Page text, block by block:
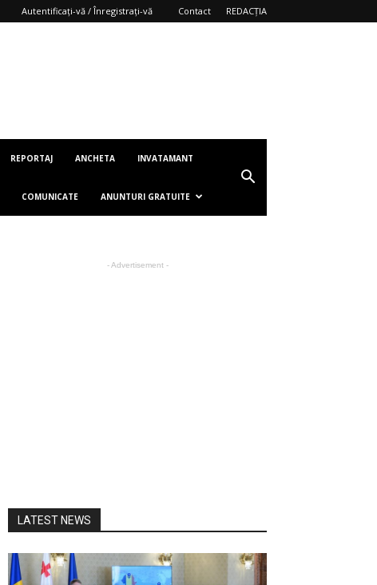
Autentificați-vă / Înregistrați-vă Contact REDACȚIA
REPORTAJ ANCHETA INVATAMANT
COMUNICATE ANUNTURI GRATUITE
- Advertisement -
LATEST NEWS